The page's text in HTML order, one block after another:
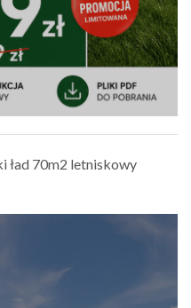
ład 70m2 letniskowy